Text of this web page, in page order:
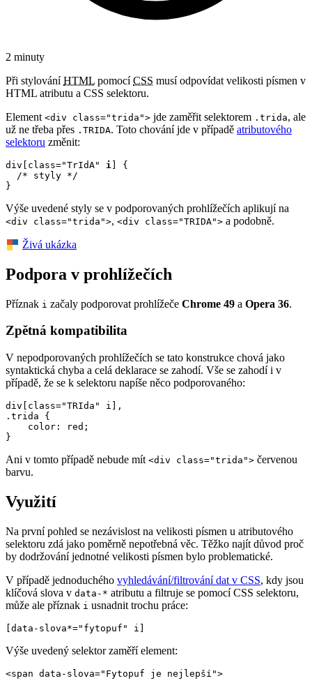
2 minuty
Při stylováníHTML pomocíCSS musí odpovídat velikosti písmen v
HTML atributu a CSS selektoru.
Element <div class="trida"> jde zaměřit selektorem .trida, ale
už ne třeba přes .TRIDA. Toto chování jde v případě atributového
selektoru změnit:
div[class="TrIdA" i
] {
  /* styly */
}
Výše uvedené styly se v podporovaných prohlížečích aplikují na
<div class="trida">, <div class="TRIDA"> a podobně.
Živá ukázka
Podpora v prohlížečích
Příznak i začaly podporovat prohlížeče Chrome 49 a Opera 36.
Zpětná kompatibilita
V nepodporovaných prohlížečích se tato konstrukce chová jako
syntaktická chyba a celá deklarace se zahodí. Vše se zahodí i v
případě, že se k selektoru napíše něco podporovaného:
div[class="TRIda" i],
.trida {
    color: red;
}
Ani v tomto případě nebude mít <div class="trida"> červenou
barvu.
Využití
Na první pohled se nezávislost na velikosti písmen u atributového
selektoru zdá jako poměrně nepotřebná věc. Těžko najít důvod proč
by dodržování jednotné velikosti písmen bylo problematické.
V případě jednoduchého vyhledávání/filtrování dat v CSS, kdy jsou
klíčová slova v data-* atributu a filtruje se pomocí CSS selektoru,
může ale příznak i usnadnit trochu práce:
[data-slova*="fytopuf" i]
Výše uvedený selektor zaměří element:
<span data-slova="Fytopuf je nejlepší">